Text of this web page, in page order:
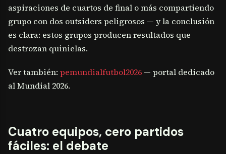
aspiraciones de cuartos de final o más compartiendo
grupo con dos outsiders peligrosos — y la conclusión
es clara: estos grupos producen resultados que
destrozan quinielas.
Ver también: pemundialfutbol2026 — portal dedicado
al Mundial 2026.
Cuatro equipos, cero partidos
fáciles: el debate